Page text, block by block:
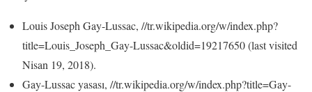
Louis Joseph Gay-Lussac, //tr.wikipedia.org/w/index.php?
title=Louis_Joseph_Gay-Lussac&oldid=19217650 (last visited
Nisan 19, 2018).
Gay-Lussac yasası, //tr.wikipedia.org/w/index.php?title=Gay-